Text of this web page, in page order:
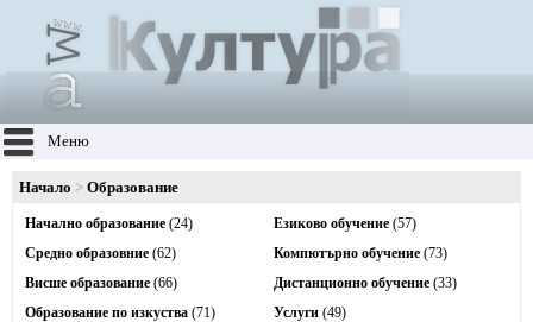
Меню
Начало Образование
Начално образование (24)
Средно образовние (62)
Висше образование (66)
Образование по изкуства (71)
Езиково обучение (57)
Компютърно обучение (73)
Дистанционно обучение (33)
Услуги (49)